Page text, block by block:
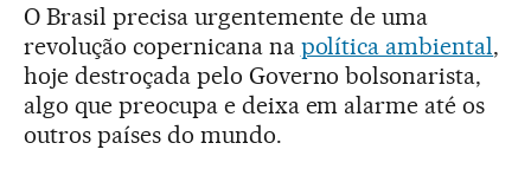
O Brasil precisa urgentemente de uma
revolução copernicana na política ambiental,
hoje destroçada pelo Governo bolsonarista,
algo que preocupa e deixa em alarme até os
outros países do mundo.